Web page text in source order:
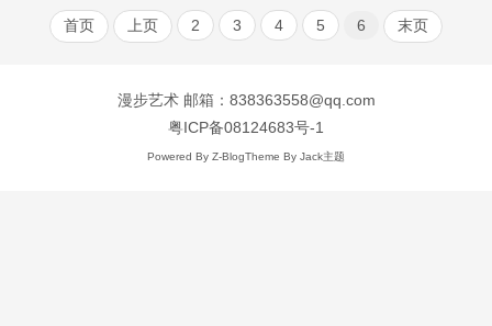
首页 上页 2 3 4 5 6 末页
漫步艺术邮箱：838363558@qq.com
粤ICP备08124683号-1
Powered By Z-BlogTheme By Jack主题